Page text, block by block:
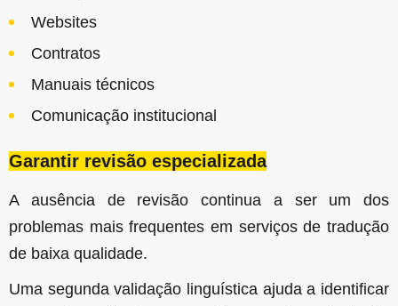
Websites
Contratos
Manuais técnicos
Comunicação institucional
Garantir revisão especializada
A ausência de revisão continua a ser um dos
problemas mais frequentes em serviços de tradução
de baixa qualidade.
Uma segunda validação linguística ajuda a identificar